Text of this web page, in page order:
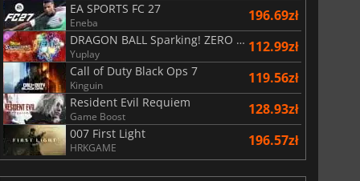
Gate 3 Elden Ring
EA SPORTS FC 27
Eneba 196.69zł
DRAGON BALL Sparking! ZERO Super Limit Breaking NEO
Yuplay 112.99zł
Call of Duty Black Ops 7
Kinguin 119.56zł
Resident Evil Requiem
Game Boost 128.93zł
007 First Light
HRKGAME 196.57zł